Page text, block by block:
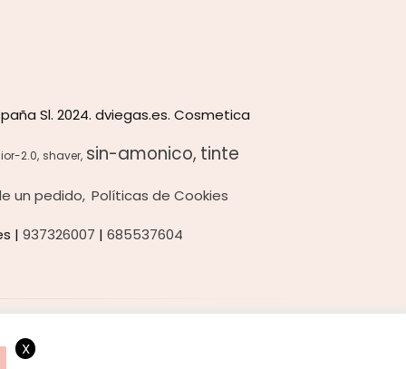
Sl. 2024. dviegas.es. Cosmetica
2.0 shaver sin-amonico tinte
un pedido Políticas de Cookies
| 937326007 | 685537604
X